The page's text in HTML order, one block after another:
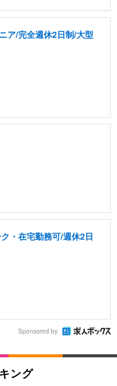
ア/完全週休2日制/大型
・在宅勤務可/週休2日
Sponsored by
ング